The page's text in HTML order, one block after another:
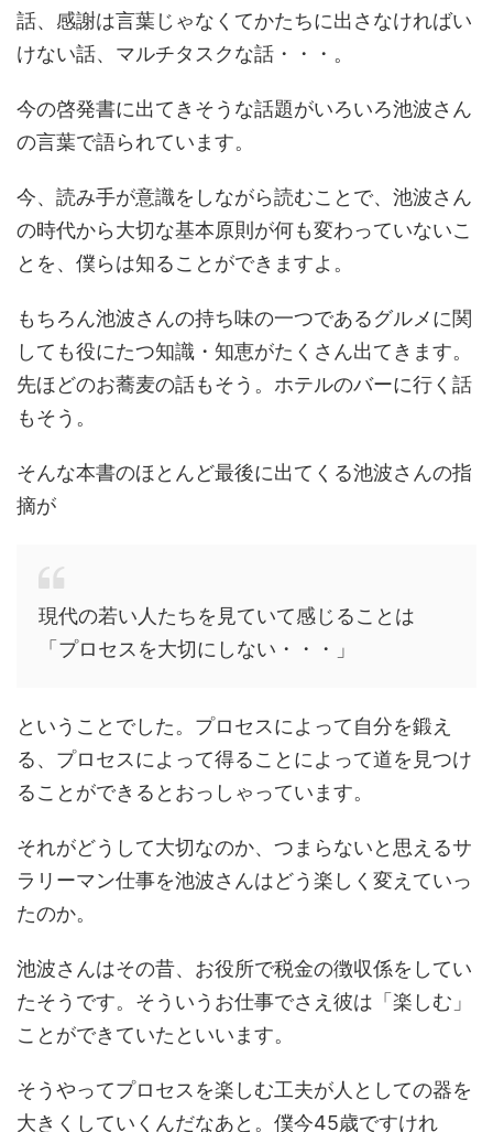
話、感謝は言葉じゃなくてかたちに出さなければい
けない話、マルチタスクな話・・・。
今の啓発書に出てきそうな話題がいろいろ池波さん
の言葉で語られています。
今、読み手が意識をしながら読むことで、池波さん
の時代から大切な基本原則が何も変わっていないこ
とを、僕らは知ることができますよ。
もちろん池波さんの持ち味の一つであるグルメに関
しても役にたつ知識・知恵がたくさん出てきます。
先ほどのお蕎麦の話もそう。ホテルのバーに行く話
もそう。
そんな本書のほとんど最後に出てくる池波さんの指
摘が
現代の若い人たちを見ていて感じることは
「プロセスを大切にしない・・・」
ということでした。プロセスによって自分を鍛え
る、プロセスによって得ることによって道を見つけ
ることができるとおっしゃっています。
それがどうして大切なのか、つまらないと思えるサ
ラリーマン仕事を池波さんはどう楽しく変えていっ
たのか。
池波さんはその昔、お役所で税金の徴収係をしてい
たそうです。そういうお仕事でさえ彼は「楽しむ」
ことができていたといいます。
そうやってプロセスを楽しむ工夫が人としての器を
大きくしていくんだなあと。僕今45歳ですけれ